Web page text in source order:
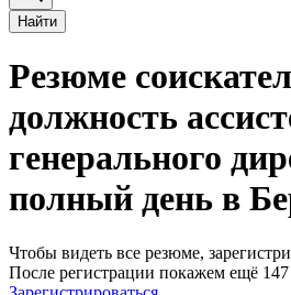
Найти
Резюме
должность
генерального
полный день в
Чтобы видеть все резюме,
После регистрации покажем ещё